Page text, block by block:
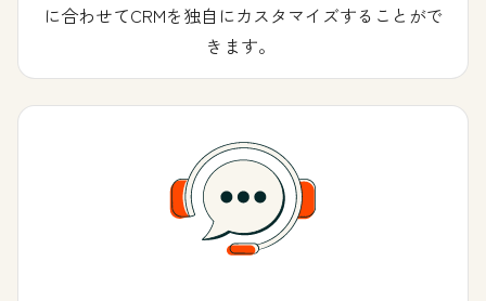
に合わせてCRMを独自にカスタマイズすることがで
きます。